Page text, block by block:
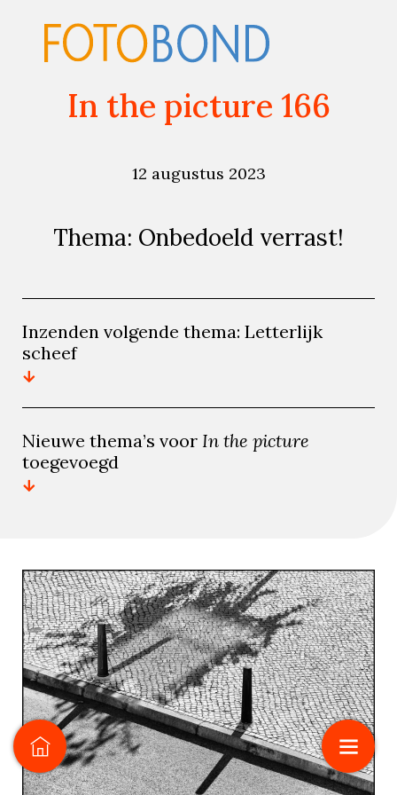
In the picture 166
12 augustus 2023
Thema: Onbedoeld verrast!
Inzenden volgende thema: Letterlijk
scheef
Nieuwe thema’s voor In the picture
toegevoegd